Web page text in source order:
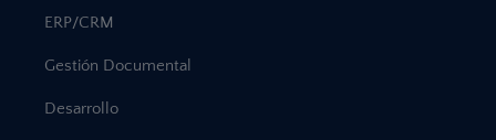
ERP/CRM
Gestión Documental
Desarrollo